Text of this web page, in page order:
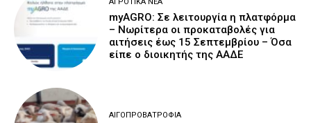
myAGRO: Σε λειτουργία η πλατφόρμα
– Νωρίτερα οι προκαταβολές για
αιτήσεις έως 15 Σεπτεμβρίου – Όσα
είπε ο διοικητής της ΑΑΔΕ
ΑΙΓΟΠΡΟΒΑΤΡΟΦΊΑ